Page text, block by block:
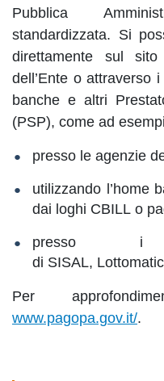
Pubblica
standardizzata. Si
direttamente sul sito
dell’Ente o attraverso
banche e altri
(PSP), come ad
presso le agenzie
utilizzando l’home
dai loghi CBILL o
presso i
di SISAL,
Per
www.pagopa.gov.it/.